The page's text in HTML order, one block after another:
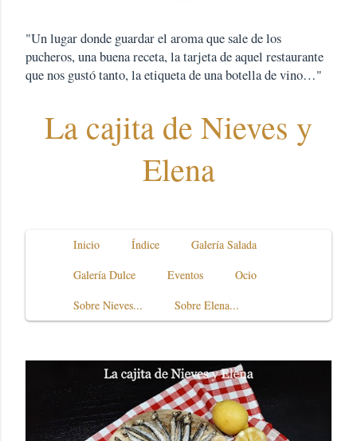
"Un lugar donde guardar el aroma que sale de los
pucheros, una buena receta, la tarjeta de aquel restaurante
que nos gustó tanto, la etiqueta de una botella de vino…"
La cajita de Nieves y
Elena
Inicio Índice
Galería Salada
Galería Dulce
Eventos
Ocio
Sobre Nieves...
Sobre Elena...